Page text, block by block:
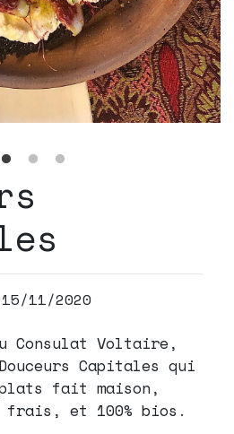
11/2020
Consulat Voltaire,
Capitales qui
fait maison,
et 100% bios.